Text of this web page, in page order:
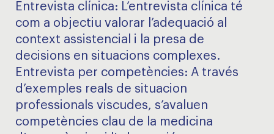
Entrevista clínica: L’entrevista clínica té
com a objectiu valorar l’adequació al
context assistencial i la presa de
decisions en situacions complexes.
Entrevista per competències: A través
d’exemples reals de situacion
professionals viscudes, s’avaluen
competències clau de la medicina